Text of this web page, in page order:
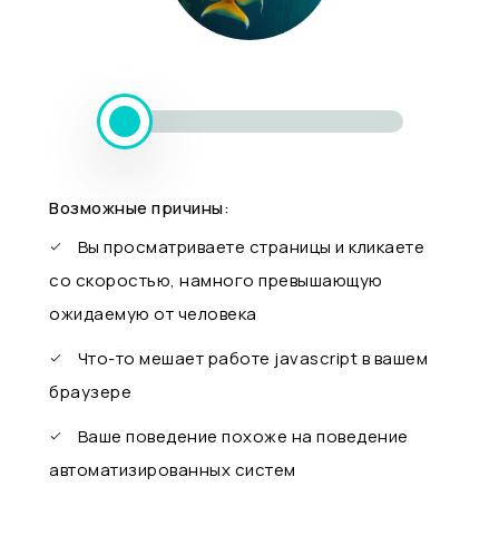
Возможные причины:
Вы просматриваете страницы и кликаете
со скоростью, намного превышающую
ожидаемую от человека
Что-то мешает работе javascript в вашем
браузере
Ваше поведение похоже на поведение
автоматизированных систем